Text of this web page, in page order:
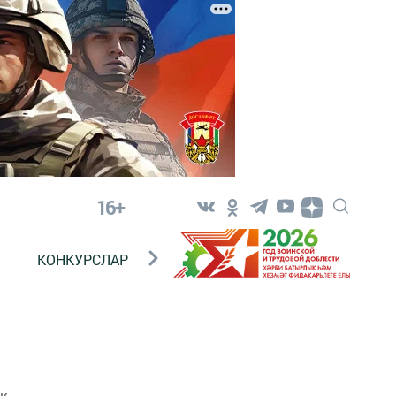
16+
КОНКУРСЛАР ТЕЛЕВИДЕНИЕ